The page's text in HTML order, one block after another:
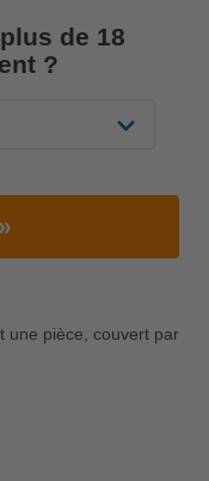
de 18
?
une pièce, couvert par